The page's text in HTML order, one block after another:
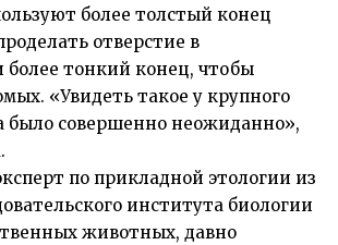
более толстый конец
отверстие в
тонкий конец, чтобы
«Увидеть такое у крупного
было совершенно неожиданно»,
по прикладной этологии из
института биологии
животных, давно